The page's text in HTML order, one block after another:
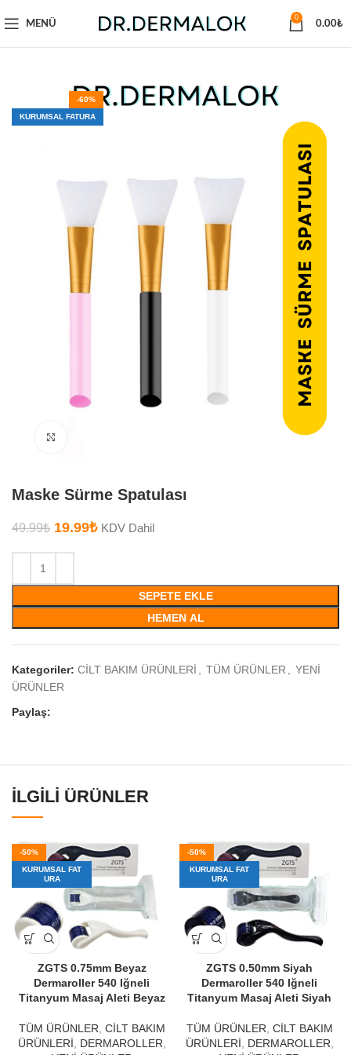
MENÜ
0
0.00₺
-60%
KURUMSAL FATURA
Maske Sürme Spatulası
49.99₺ 19.99₺ KDV Dahil
SEPETE EKLE
HEMEN AL
Kategoriler: CİLT BAKIM ÜRÜNLERİ , TÜM ÜRÜNLER , YENİ
ÜRÜNLER
Paylaş:
İLGILI ÜRÜNLER
-50%
KURUMSAL FAT
URA
ZGTS 0.75mm Beyaz
Dermaroller 540 Iğneli
Titanyum Masaj Aleti Beyaz
TÜM ÜRÜNLER CİLT BAKIM
ÜRÜNLERİ
DERMAROLLER
-50%
KURUMSAL FAT
URA
ZGTS 0.50mm Siyah
Dermaroller 540 Iğneli
Titanyum Masaj Aleti Siyah
TÜM ÜRÜNLER CİLT BAKIM
ÜRÜNLERİ
DERMAROLLER